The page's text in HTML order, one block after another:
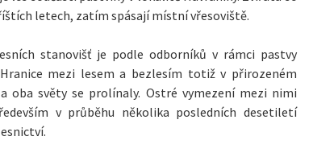
letech, zatím spásají místní vřesoviště.
stanovišť je podle odborníků v rámci pastvy
mezi lesem a bezlesím totiž v přirozeném
oba světy se prolínaly. Ostré vymezení mezi nimi
v průběhu několika posledních desetiletí